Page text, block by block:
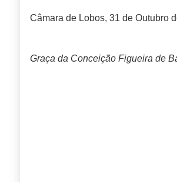
Câmara de Lobos, 31 de Outubro
Graça da Conceição Figueira de